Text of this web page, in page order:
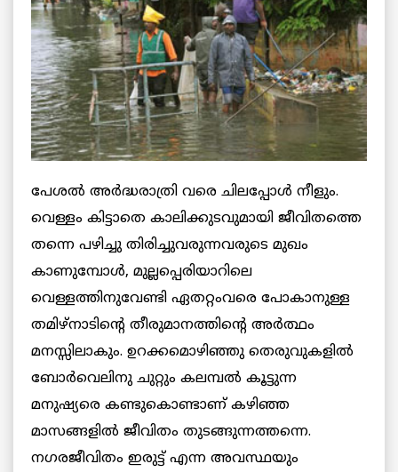
പേശല്‍ അര്‍ദ്ധരാത്രി വരെ ചിലപ്പോള്‍ നീളും.
വെള്ളം കിട്ടാതെ കാലിക്കുടവുമായി ജീവിതത്തെ
തന്നെ പഴിച്ചു തിരിച്ചുവരുന്നവരുടെ മുഖം
കാണുമ്പോള്‍, മുല്ലപ്പെരിയാറിലെ
വെള്ളത്തിനുവേണ്ടി ഏതറ്റംവരെ പോകാനുള്ള
തമിഴ്‌നാടിന്റെ തീരുമാനത്തിന്റെ അര്‍ത്ഥം
മനസ്സിലാകും. ഉറക്കമൊഴിഞ്ഞു തെരുവുകളില്‍
ബോര്‍വെലിനു ചുറ്റും കലമ്പല്‍ കൂട്ടുന്ന
മനുഷ്യരെ കണ്ടുകൊണ്ടാണ് കഴിഞ്ഞ
മാസങ്ങളില്‍ ജീവിതം തുടങ്ങുന്നത്തന്നെ.
നഗരജീവിതം ഇരുട്ട് എന്ന അവസ്ഥയും